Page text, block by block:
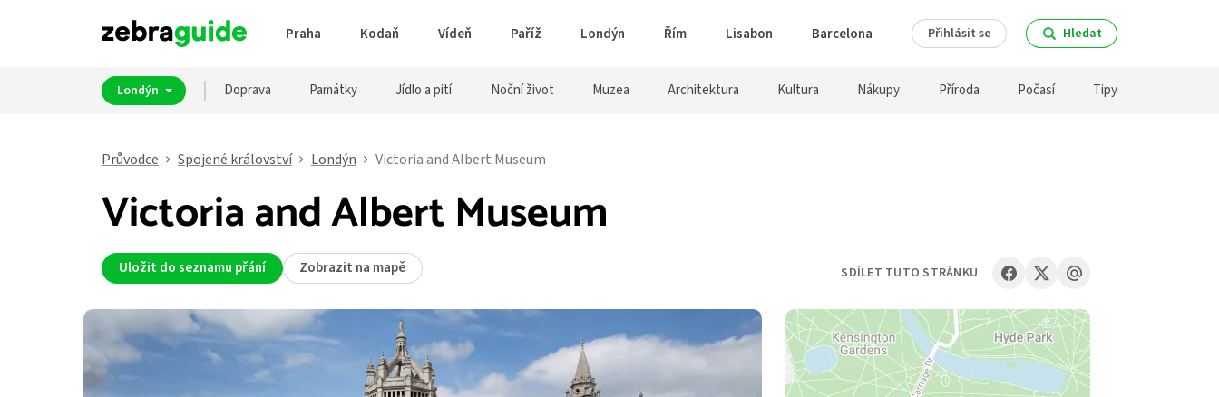
Praha Kodaň Vídeň Paříž Londýn Řím Lisabon Barcelona Přihlásit se Hledat
Londýn Doprava Památky Jídlo a pití Noční život Muzea Architektura Kultura Nákupy Příroda Počasí Tipy
Průvodce Spojené království Londýn Victoria and Albert Museum
Victoria and Albert Museum
Uložit do seznamu přání Zobrazit na mapě SDÍLET TUTO STRÁNKU